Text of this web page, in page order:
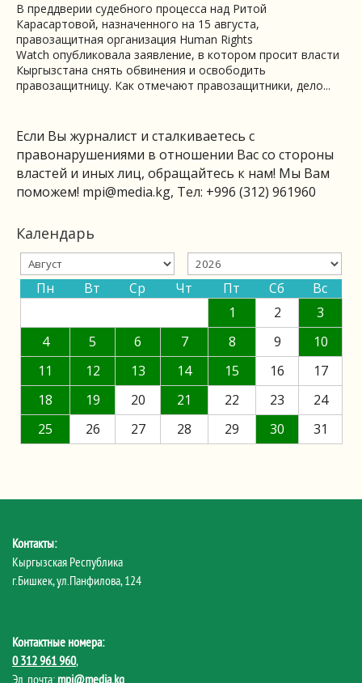
В преддверии судебного процесса над Ритой
Карасартовой, назначенного на 15 августа,
правозащитная организация Human Rights
Watch опубликовала заявление, в котором просит власти
Кыргызстана снять обвинения и освободить
правозащитницу. Как отмечают правозащитники, дело...
Если Вы журналист и сталкиваетесь с
правонарушениями в отношении Вас со стороны
властей и иных лиц, обращайтесь к нам! Мы Вам
поможем! mpi@media.kg, Тел: +996 (312) 961960
Календарь
Пн Вт Ср Чт Пт Сб
Вс
1
2
3
4
5 6 7 8 9
10
11
12 13 14 15 16
17
18
19 20 21 22 23
24
25
26 27 28 29 30 31
Контакты:
Кыргызская Республика
г.Бишкек, ул.Панфилова, 124
Контактные номера:
0 312 961 960,
Эл. почта: mpi@media.kg